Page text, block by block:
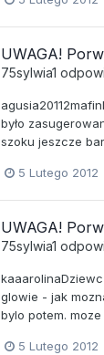
UWAGA!
75sylwia1
było
szoku jeszcze
5 Lutego 2012
UWAGA!
75sylwia1
glowie - jak
bylo potem.
5 Lutego 2012